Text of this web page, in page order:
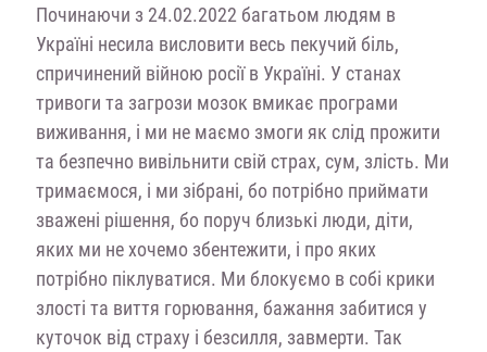
Починаючи з 24.02.2022 багатьом людям в
Україні несила висловити весь пекучий біль,
спричинений війною росії в Україні. У станах
тривоги та загрози мозок вмикає програми
виживання, і ми не маємо змоги як слід прожити
та безпечно вивільнити свій страх, сум, злість. Ми
тримаємося, і ми зібрані, бо потрібно приймати
зважені рішення, бо поруч близькі люди, діти,
яких ми не хочемо збентежити, і про яких
потрібно піклуватися. Ми блокуємо в собі крики
злості та виття горювання, бажання забитися у
куточок від страху і безсилля, завмерти. Так